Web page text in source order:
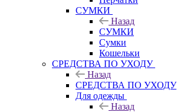
СУМКИ
Назад
СУМКИ
Сумки
Кошельки
CРЕДСТВА ПО УХОДУ
Назад
CРЕДСТВА ПО УХОДУ
Для одежды
Назад